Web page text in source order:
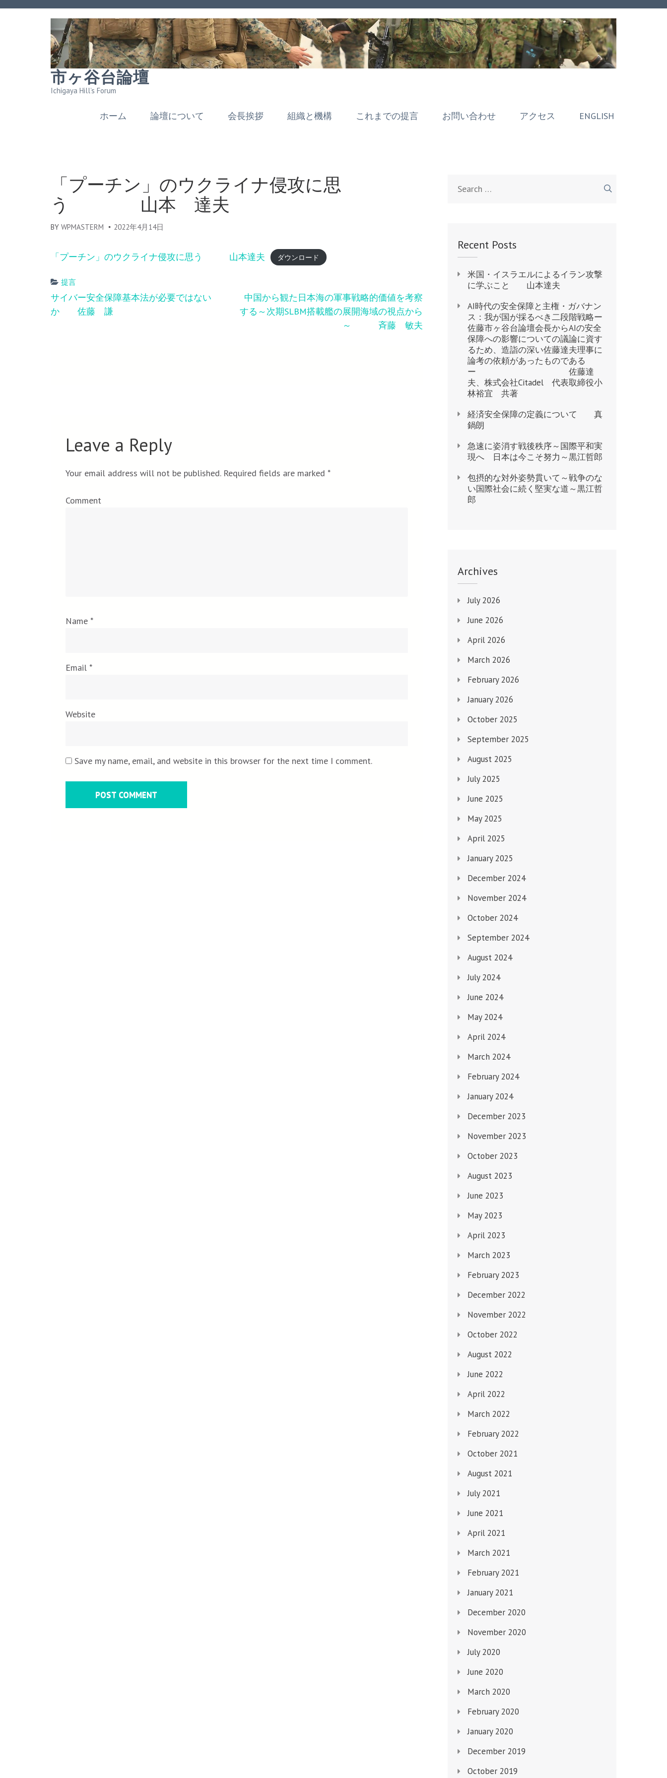
市ヶ谷台論壇
Ichigaya Hill’s Forum
ホーム 論壇について 会長挨拶 組織と機構 これまでの提言 お問い合わせ アクセス ENGLISH
「プーチン」のウクライナ侵攻に思
う 山本 達夫
BY WPMASTERM 2022年4月14日
「プーチン」のウクライナ侵攻に思う 山本達夫 ダウンロード
提言
Post
navigation
サイバー安全保障基本法が必要ではない
か 佐藤 謙
中国から観た日本海の軍事戦略的価値を考察
する～次期SLBM搭載艦の展開海域の視点から
～ 斉藤 敏夫
Leave a Reply
Your email address will not be published.Required fields are marked *
Comment
Name *
Email *
Website
Save my name, email, and website in this browser for the next time I comment.
Recent Posts
米国・イスラエルによるイラン攻撃
に学ぶこと 山本達夫
AI時代の安全保障と主権・ガバナン
ス：我が国が採るべき二段階戦略ー
佐藤市ヶ谷台論壇会長からAIの安全
保障への影響についての議論に資す
るため、造詣の深い佐藤達夫理事に
論考の依頼があったものである
ー 佐藤達
夫、株式会社Citadel 代表取締役小
林裕宜 共著
経済安全保障の定義について 真
鍋朗
急速に姿消す戦後秩序～国際平和実
現へ 日本は今こそ努力～黒江哲郎
包摂的な対外姿勢貫いて～戦争のな
い国際社会に続く堅実な道～黒江哲
郎
Archives
July 2026
June 2026
April 2026
March 2026
February 2026
January 2026
October 2025
September 2025
August 2025
July 2025
June 2025
May 2025
April 2025
January 2025
December 2024
November 2024
October 2024
September 2024
August 2024
July 2024
June 2024
May 2024
April 2024
March 2024
February 2024
January 2024
December 2023
November 2023
October 2023
August 2023
June 2023
May 2023
April 2023
March 2023
February 2023
December 2022
November 2022
October 2022
August 2022
June 2022
April 2022
March 2022
February 2022
October 2021
August 2021
July 2021
June 2021
April 2021
March 2021
February 2021
January 2021
December 2020
November 2020
July 2020
June 2020
March 2020
February 2020
January 2020
December 2019
October 2019